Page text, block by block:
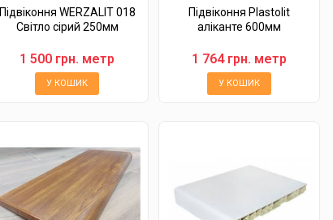
Підвіконня WERZALIT 018
Світло сірий 250мм
1 500 грн. метр
У КОШИК
Підвіконня Plastolit
аліканте 600мм
1 764 грн. метр
У КОШИК